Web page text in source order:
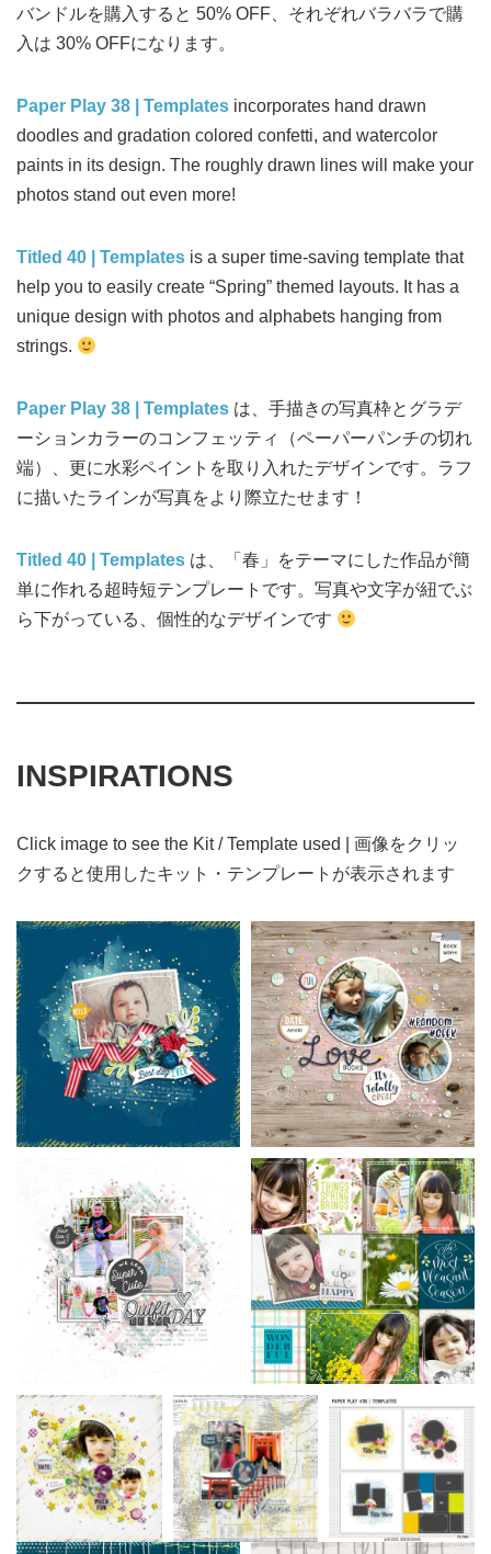
バンドルを購入すると 50% OFF、それぞれバラバラで購
入は 30% OFFになります。
Paper Play 38 | Templates incorporates hand drawn
doodles and gradation colored confetti, and watercolor
paints in its design. The roughly drawn lines will make your
photos stand out even more!
Titled 40 | Templates is a super time-saving template that
help you to easily create “Spring” themed layouts. It has a
unique design with photos and alphabets hanging from
strings.
Paper Play 38 | Templates は、手描きの写真枠とグラデ
ーションカラーのコンフェッティ（ペーパーパンチの切れ
端）、更に水彩ペイントを取り入れたデザインです。ラフ
に描いたラインが写真をより際立たせます！
Titled 40 | Templates は、「春」をテーマにした作品が簡
単に作れる超時短テンプレートです。写真や文字が紐でぶ
ら下がっている、個性的なデザインです
INSPIRATIONS
Click image to see the Kit / Template used | 画像をクリッ
クすると使用したキット・テンプレートが表示されます